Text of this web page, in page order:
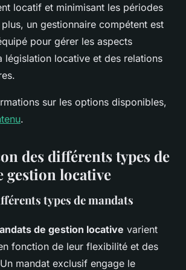
locatif et minimisant les périodes
un gestionnaire compétent est
pour gérer les aspects
législation locative et des relations
sur les options disponibles,
.
des différents types de
gestion locative
types de mandats
de gestion locative varient
fonction de leur flexibilité et des
mandat exclusif engage le